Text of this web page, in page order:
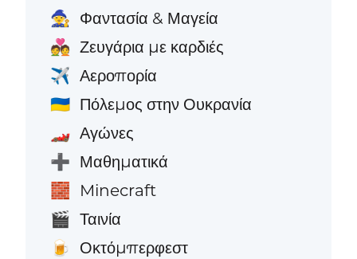
🧙 Φαντασία & Μαγεία
💑 Ζευγάρια με καρδιές
✈️ Αεροπορία
🇺🇦 Πόλεμος στην Ουκρανία
🏎️ Αγώνες
➕ Μαθηματικά
🧱 Minecraft
🎬 Ταινία
🍺 Οκτόμπερφεστ